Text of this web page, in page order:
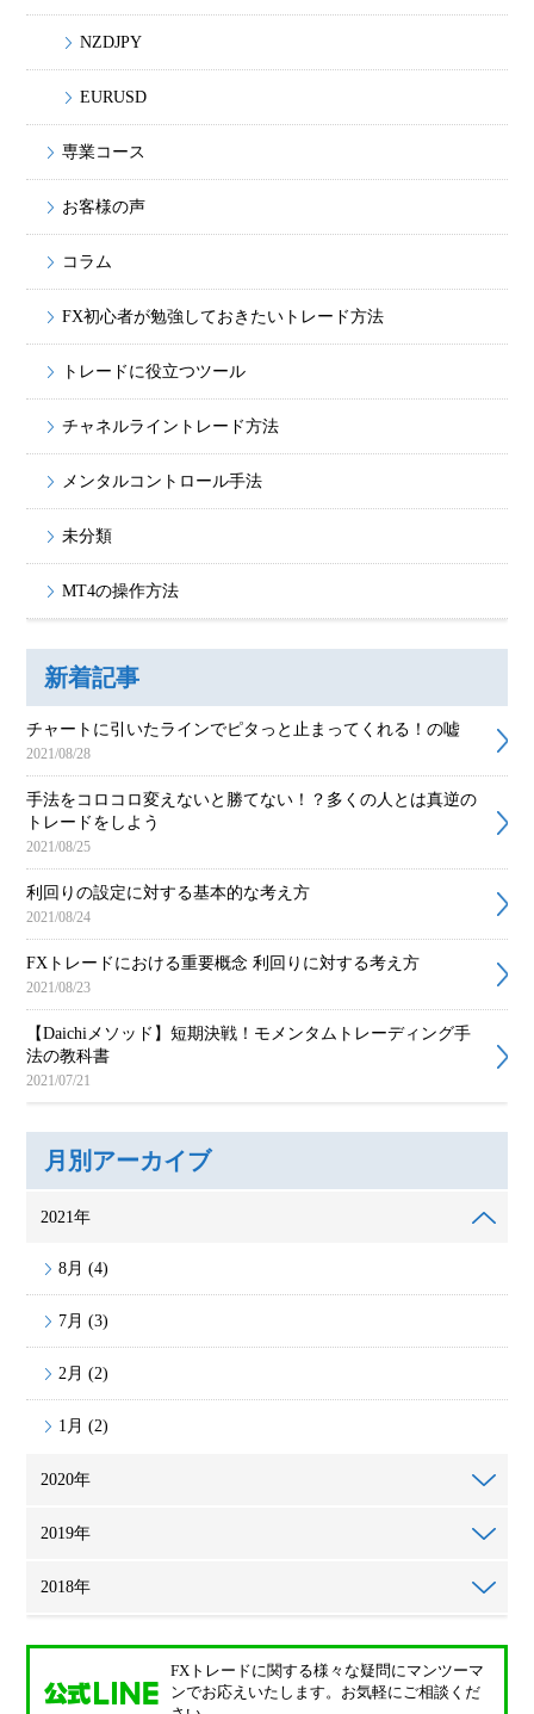
NZDJPY
EURUSD
専業コース
お客様の声
コラム
FX初心者が勉強しておきたいトレード方法
トレードに役立つツール
チャネルライントレード方法
メンタルコントロール手法
未分類
MT4の操作方法
新着記事
チャートに引いたラインでピタっと止まってくれる！の嘘
2021/08/28
手法をコロコロ変えないと勝てない！？多くの人とは真逆の
トレードをしよう
2021/08/25
利回りの設定に対する基本的な考え方
2021/08/24
FXトレードにおける重要概念 利回りに対する考え方
2021/08/23
【Daichiメソッド】短期決戦！モメンタムトレーディング手
法の教科書
2021/07/21
月別アーカイブ
2021年
8月 (4)
7月 (3)
2月 (2)
1月 (2)
2020年
2019年
2018年
FXトレードに関する様々な疑問にマンツーマ
ンでお応えいたします。 お気軽にご相談くだ